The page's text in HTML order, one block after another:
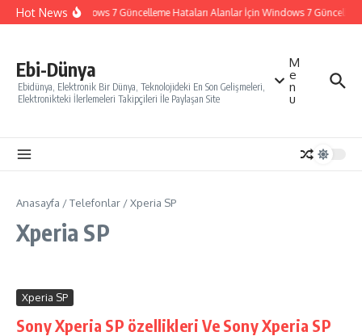
İçeriğe atla
Hot NewsWindows 7 Güncelleme Hataları Alanlar İçin Windows 7
Ebi-Dünya
Ebidünya, Elektronik Bir Dünya, Teknolojideki En Son Gelişmeleri,
Elektronikteki İlerlemeleri Takipçileri İle Paylaşan Site
M
e
n
u
Anasayfa /Telefonlar /Xperia SP
Xperia SP
Xperia SP
Sony Xperia SP özellikleri Ve Sony Xperia SP